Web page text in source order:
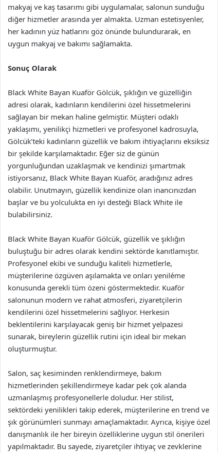
makyaj ve kaş tasarımı gibi uygulamalar, salonun sunduğu
diğer hizmetler arasında yer almakta. Uzman estetisyenler,
her kadının yüz hatlarını göz önünde bulundurarak, en
uygun makyaj ve bakımı sağlamakta.
Sonuç Olarak
Black White Bayan Kuaför Gölcük, şıklığın ve güzelliğin
adresi olarak, kadınların kendilerini özel hissetmelerini
sağlayan bir mekan haline gelmiştir. Müşteri odaklı
yaklaşımı, yenilikçi hizmetleri ve profesyonel kadrosuyla,
Gölcük’teki kadınların güzellik ve bakım ihtiyaçlarını eksiksiz
bir şekilde karşılamaktadır. Eğer siz de günün
yorgunluğundan uzaklaşmak ve kendinizi şımartmak
istiyorsanız, Black White Bayan Kuaför, aradığınız adres
olabilir. Unutmayın, güzellik kendinize olan inancınızdan
başlar ve bu yolculukta en iyi desteği Black White ile
bulabilirsiniz.
Black White Bayan Kuaför Gölcük, güzellik ve şıklığın
buluştuğu bir adres olarak kendini sektörde kanıtlamıştır.
Profesyonel ekibi ve sunduğu kaliteli hizmetlerle,
müşterilerine özgüven aşılamakta ve onları yeniléme
konusunda gerekli tüm özeni göstermektedir. Kuaför
salonunun modern ve rahat atmosferi, ziyaretçilerin
kendilerini özel hissetmelerini sağlıyor. Herkesin
beklentilerini karşılayacak geniş bir hizmet yelpazesi
sunarak, bireylerin güzellik rutini için ideal bir mekan
oluşturmuştur.
Salon, saç kesiminden renklendirmeye, bakım
hizmetlerinden şekillendirmeye kadar pek çok alanda
uzmanlaşmış profesyonellerle doludur. Her stilist,
sektördeki yenilikleri takip ederek, müşterilerine en trend ve
şık görünümleri sunmayı amaçlamaktadır. Ayrıca, kişiye özel
danışmanlık ile her bireyin özelliklerine uygun stil önerileri
yapılmaktadır. Bu sayede, ziyaretçiler ihtiyaç ve zevklerine